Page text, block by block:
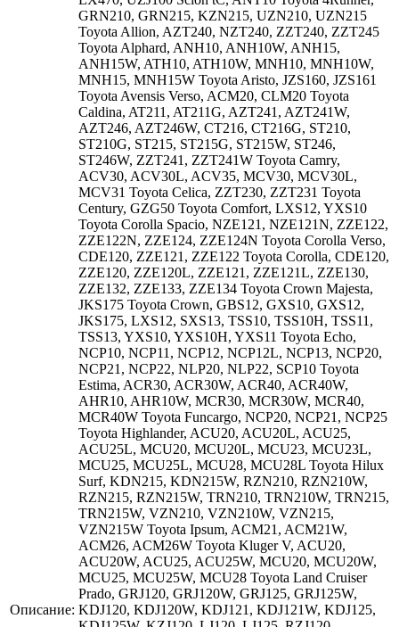
Описание:
GRN210, GRN215, KZN215, UZN210, UZN215
Toyota Allion, AZT240, NZT240, ZZT240, ZZT245
Toyota Alphard, ANH10, ANH10W, ANH15,
ANH15W, ATH10, ATH10W, MNH10, MNH10W,
MNH15, MNH15W Toyota Aristo, JZS160, JZS161
Toyota Avensis Verso, ACM20, CLM20 Toyota
Caldina, AT211, AT211G, AZT241, AZT241W,
AZT246, AZT246W, CT216, CT216G, ST210,
ST210G, ST215, ST215G, ST215W, ST246,
ST246W, ZZT241, ZZT241W Toyota Camry,
ACV30, ACV30L, ACV35, MCV30, MCV30L,
MCV31 Toyota Celica, ZZT230, ZZT231 Toyota
Century, GZG50 Toyota Comfort, LXS12, YXS10
Toyota Corolla Spacio, NZE121, NZE121N, ZZE122,
ZZE122N, ZZE124, ZZE124N Toyota Corolla Verso,
CDE120, ZZE121, ZZE122 Toyota Corolla, CDE120,
ZZE120, ZZE120L, ZZE121, ZZE121L, ZZE130,
ZZE132, ZZE133, ZZE134 Toyota Crown Majesta,
JKS175 Toyota Crown, GBS12, GXS10, GXS12,
JKS175, LXS12, SXS13, TSS10, TSS10H, TSS11,
TSS13, YXS10, YXS10H, YXS11 Toyota Echo,
NCP10, NCP11, NCP12, NCP12L, NCP13, NCP20,
NCP21, NCP22, NLP20, NLP22, SCP10 Toyota
Estima, ACR30, ACR30W, ACR40, ACR40W,
AHR10, AHR10W, MCR30, MCR30W, MCR40,
MCR40W Toyota Funcargo, NCP20, NCP21, NCP25
Toyota Highlander, ACU20, ACU20L, ACU25,
ACU25L, MCU20, MCU20L, MCU23, MCU23L,
MCU25, MCU25L, MCU28, MCU28L Toyota Hilux
Surf, KDN215, KDN215W, RZN210, RZN210W,
RZN215, RZN215W, TRN210, TRN210W, TRN215,
TRN215W, VZN210, VZN210W, VZN215,
VZN215W Toyota Ipsum, ACM21, ACM21W,
ACM26, ACM26W Toyota Kluger V, ACU20,
ACU20W, ACU25, ACU25W, MCU20, MCU20W,
MCU25, MCU25W, MCU28 Toyota Land Cruiser
Prado, GRJ120, GRJ120W, GRJ125, GRJ125W,
KDJ120, KDJ120W, KDJ121, KDJ121W, KDJ125,